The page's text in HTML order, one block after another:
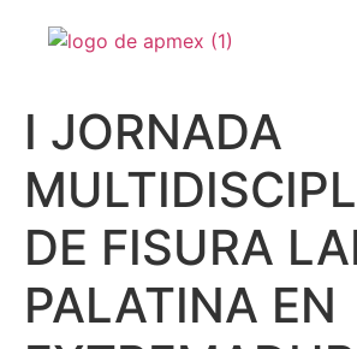
I JORNADA
DE FISURA
PALATINA EN